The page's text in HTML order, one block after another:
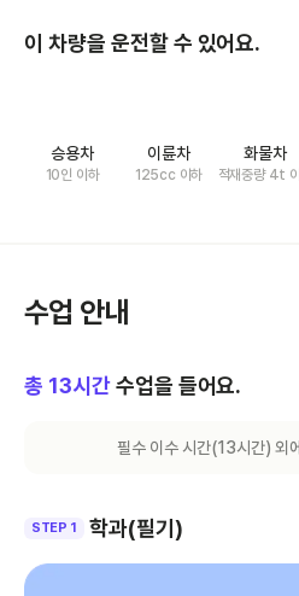
이 차량을 운전할 수 있어요.
승용차
10인 이하
이륜차
125cc 이하
화물차
적재중량 4t
수업 안내
총 13시간 수업을 들어요.
필수 이수 시간(13시간) 외
STEP 1 학과(필기)